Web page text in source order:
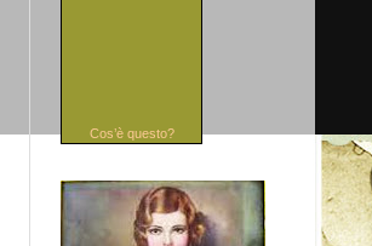
Cos’è questo?